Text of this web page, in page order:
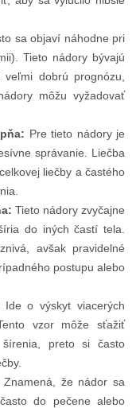
sa objaví náhodne pri
Tieto nádory bývajú
dobrú prognózu,
môžu vyžadovať
Pre tieto nádory je
správanie. Liečba
liečby a častého
Tieto nádory zvyčajne
do iných častí tela.
avšak pravidelné
postupu alebo
Ide o výskyt viacerých
vzor môže sťažiť
preto si často
Znamená, že nádor sa
do pečene alebo